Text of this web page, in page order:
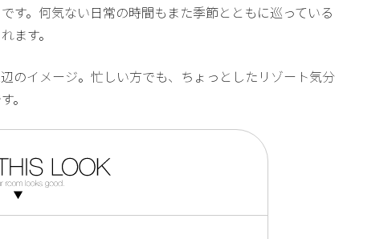
す。何気ない日常の時間もまた季節とともに巡っている
ます。
のイメージ。忙しい方でも、ちょっとしたリゾート気分
。